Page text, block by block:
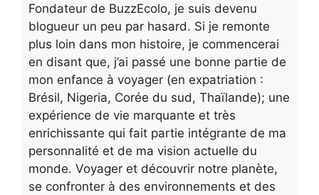
Fondateur de BuzzEcolo, je suis devenu
blogueur un peu par hasard. Si je remonte
plus loin dans mon histoire, je commencerai
en disant que, j’ai passé une bonne partie de
mon enfance à voyager (en expatriation :
Brésil, Nigeria, Corée du sud, Thaïlande); une
expérience de vie marquante et très
enrichissante qui fait partie intégrante de ma
personnalité et de ma vision actuelle du
monde. Voyager et découvrir notre planète,
se confronter à des environnements et des